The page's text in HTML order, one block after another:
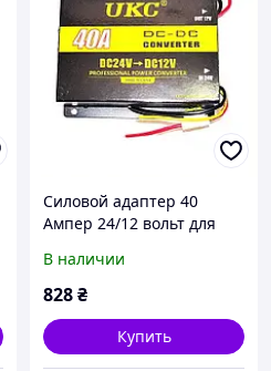
Силовой адаптер 40
Ампер 24/12 вольт для
В наличии
828₴
Купить